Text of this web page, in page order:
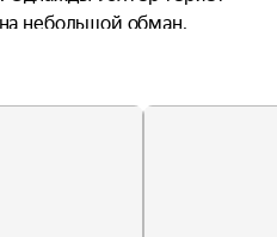
небольшой обман,
в незабываемое
и приключений.